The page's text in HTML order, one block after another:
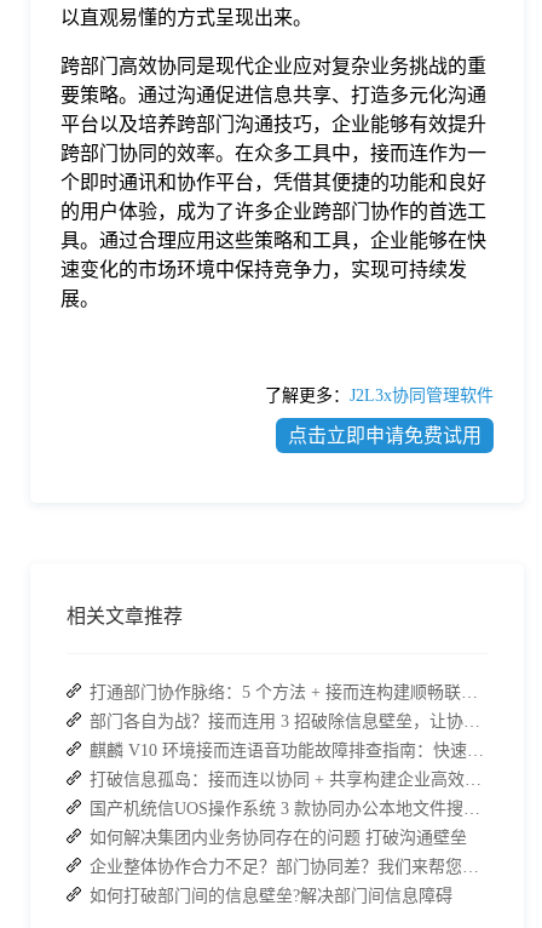
以直观易懂的方式呈现出来。
跨部门高效协同是现代企业应对复杂业务挑战的重
要策略。通过沟通促进信息共享、打造多元化沟通
平台以及培养跨部门沟通技巧，企业能够有效提升
跨部门协同的效率。在众多工具中，接而连作为一
个即时通讯和协作平台，凭借其便捷的功能和良好
的用户体验，成为了许多企业跨部门协作的首选工
具。通过合理应用这些策略和工具，企业能够在快
速变化的市场环境中保持竞争力，实现可持续发
展。
了解更多： J2L3x协同管理软件
点击立即申请免费试用
相关文章推荐
如何解决集团内业务协同存在的问题 打破沟通壁垒
如何打破部门间的信息壁垒?解决部门间信息障碍